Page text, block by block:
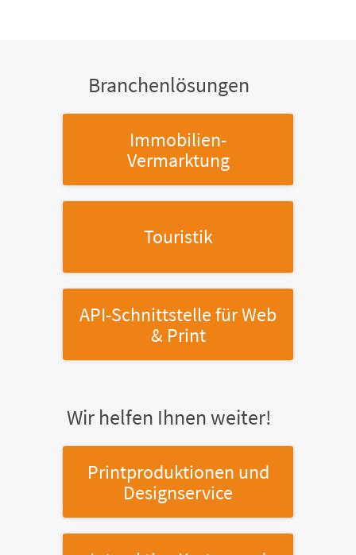
Branchenlösungen
Immobilien-
Vermarktung
Touristik
API-Schnittstellefür Web
& Print
Wir helfen Ihnen weiter!
Printproduktionen und
Designservice